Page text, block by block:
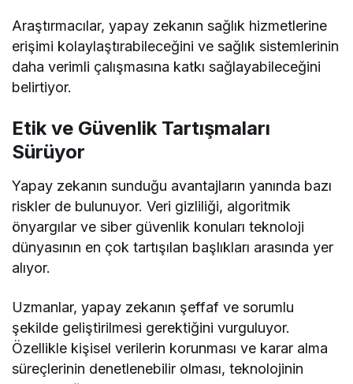
Araştırmacılar, yapay zekanın sağlık hizmetlerine
erişimi kolaylaştırabileceğini ve sağlık sistemlerinin
daha verimli çalışmasına katkı sağlayabileceğini
belirtiyor.
Etik ve Güvenlik Tartışmaları
Sürüyor
Yapay zekanın sunduğu avantajların yanında bazı
riskler de bulunuyor. Veri gizliliği, algoritmik
önyargılar ve siber güvenlik konuları teknoloji
dünyasının en çok tartışılan başlıkları arasında yer
alıyor.
Uzmanlar, yapay zekanın şeffaf ve sorumlu
şekilde geliştirilmesi gerektiğini vurguluyor.
Özellikle kişisel verilerin korunması ve karar alma
süreçlerinin denetlenebilir olması, teknolojinin